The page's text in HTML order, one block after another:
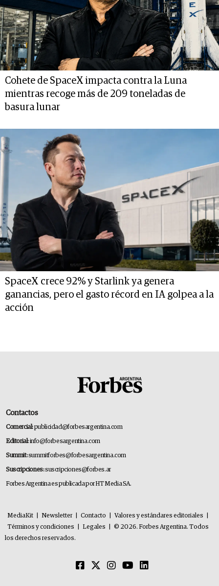
Cohete de SpaceX impacta contra la Luna
mientras recoge más de 209 toneladas de
basura lunar
SpaceX crece 92% y Starlink ya genera
ganancias, pero el gasto récord en IA golpea a la
acción
Contactos
Comercial:publicidad@forbesargentina.com
Editorial:info@forbesargentina.com
Summit:summitforbes@forbesargentina.com
Suscripciones:suscripciones@forbes.ar
Forbes Argentina es publicada por HT Media SA.
MediaKit Newsletter Contacto Valores y estándares editoriales
Términos y condiciones
Legales
© 2026. Forbes Argentina. Todos
los derechos reservados.